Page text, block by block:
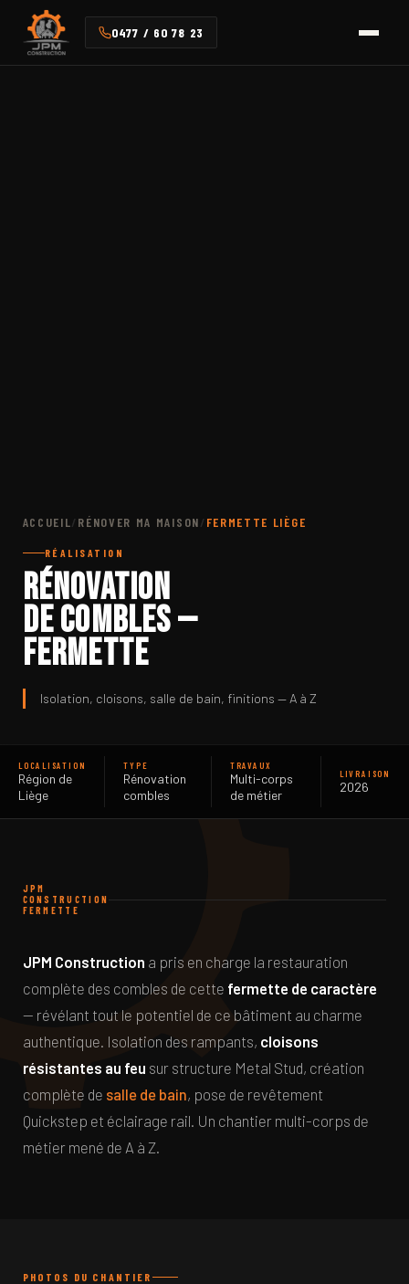
0477 / 60 78 23
ACCUEIL/ RÉNOVER MA MAISON/ FERMETTE LIÈGE
RÉALISATION
Rénovation
de combles —
fermette
Isolation, cloisons, salle de bain, finitions — A à Z
LOCALISATION
Région de
Liège
TYPE
Rénovation
combles
TRAVAUX
Multi-corps
de métier
LIVRAISON
2026
JPM
CONSTRUCTION
FERMETTE
JPM Construction a pris en charge la restauration
complète des combles de cette fermette de caractère
— révélant tout le potentiel de ce bâtiment au charme
authentique. Isolation des rampants, cloisons
résistantes au feu sur structure Metal Stud, création
complète de salle de bain, pose de revêtement
Quickstep et éclairage rail. Un chantier multi-corps de
métier mené de A à Z.
PHOTOS DU CHANTIER